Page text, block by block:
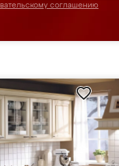
соглашению